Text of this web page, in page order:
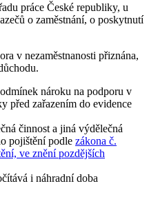
práce České republiky, u
o zaměstnání, o poskytnutí
v nezaměstnanosti přiznána,
nároku na podporu v
před zařazením do evidence
činnost a jiná výdělečná
pojištění podle zákona č.
ve znění pozdějších
i náhradní doba